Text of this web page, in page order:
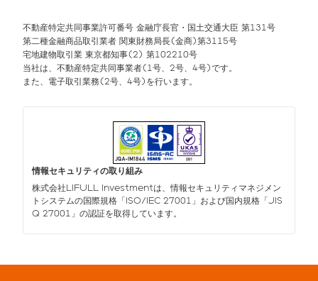
不動産特定共同事業許可番号 金融庁長官・国土交通大臣 第131号
第二種金融商品取引業者 関東財務局長(金商)第3115号
宅地建物取引業 東京都知事(2) 第102210号
当社は、不動産特定共同事業者(1号、2号、4号)です。
また、電子取引業務(2号、4号)を行います。
情報セキュリティの取り組み
株式会社LIFULL Investmentは、情報セキュリティマネジメン
トシステムの国際規格「ISO/IEC 27001」および国内規格「JIS
Q 27001」の認証を取得しています。